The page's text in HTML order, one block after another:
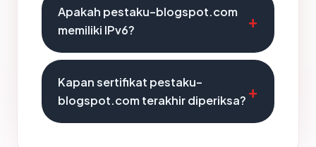
Apakah pestaku-blogspot.com
memiliki IPv6?
Kapan sertifikat pestaku-
blogspot.com terakhir diperiksa?